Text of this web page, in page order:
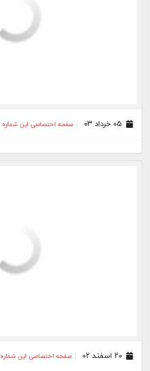
صفحه اختصاصی این شماره
۲۰ اسفند ۰۲ صفحه اختصاصی این شماره